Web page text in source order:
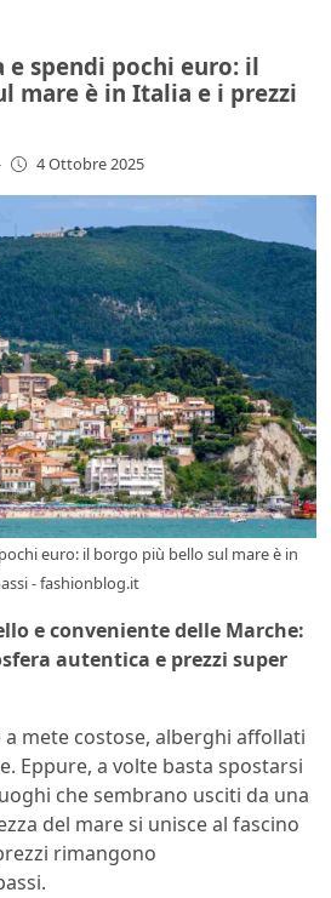
e spendi pochi euro: il
mare è in Italia e i prezzi
4 Ottobre 2025
euro: il borgo più bello sul mare è in
- fashionblog.it
e conveniente delle Marche:
autentica e prezzi super
a mete costose, alberghi affollati
Eppure, a volte basta spostarsi
che sembrano usciti da una
del mare si unisce al fascino
rimangono